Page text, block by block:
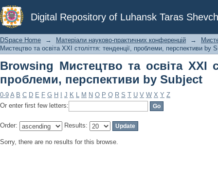
Digital Repository of Luhansk Taras
Browsing Мистецтво та освіта ХХІ
by Subject
DSpace Home → Матеріали науково-практичних конференцій →
Мистецтво та освіта ХХІ століття: тенденції, проблеми, перспективи by
Browsing Мистецтво та освіта ХХІ
проблеми, перспективи by Subject
0-9 A B C D E F G H J K L M N O P Q R S T U V W X Y Z
Or enter first few letters:
Order: Results:
Sorry, there are no results for this browse.